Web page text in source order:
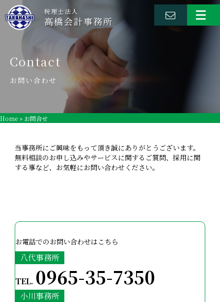
税理士法人
髙橋会計事務所
Contact
お問い合わせ
Home » お問合せ
当事務所にご興味をもって頂き誠にありがとうございます。
無料相談のお申し込みやサービスに関するご質問、採用に関
する事など、お気軽にお問い合わせください。
お電話でのお問い合わせはこちら
八代事務所
TEL. 0965-35-7350
小川事務所